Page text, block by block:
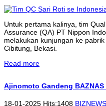
Untuk pertama kalinya, tim
Assurance (QA) PT Nippon
melakukan kunjungan ke
Cibitung, Bekasi.
Read more
Ajinomoto Gandeng
18-01-2025 Hits:1408 BIZNEWS